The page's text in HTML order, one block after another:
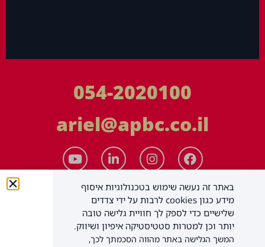
054-2020100
ariel@apbc.co.il
באתר זה נעשה שימוש בטכנולוגיות איסוף
מידע כגון cookies לרבות על ידי צדדים
שלישיים כדי לספק לך חוויית גלישה טובה
יותר וכן למטרות סטטיסטיקה איפיון ושיווק.
המשך הגלישה באתר מהווה הסכמתך לכך,